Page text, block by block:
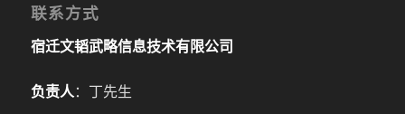
联系方式
宿迁文韬武略信息技术有限公司
负责人：丁先生